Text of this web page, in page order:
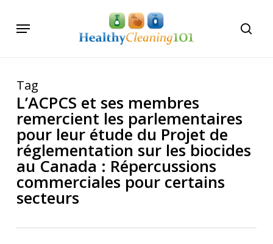
Menu
Tag
L’ACPCS et ses membres
remercient les parlementaires
pour leur étude du Projet de
réglementation sur les biocides
au Canada : Répercussions
commerciales pour certains
secteurs